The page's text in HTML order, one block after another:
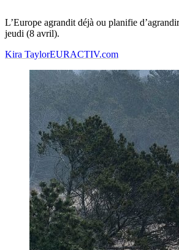
L’Europe agrandit déjà ou planifie
jeudi (8 avril).
Kira TaylorEURACTIV.com